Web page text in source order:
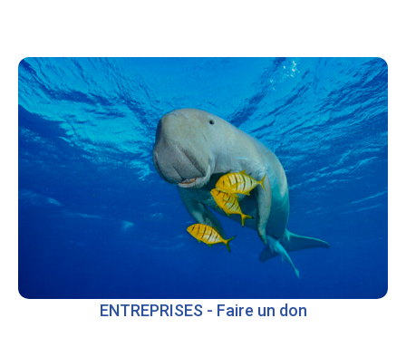
ENTREPRISES - Faire un don